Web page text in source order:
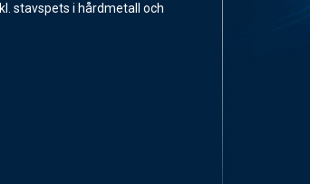
stavspets i hårdmetall och